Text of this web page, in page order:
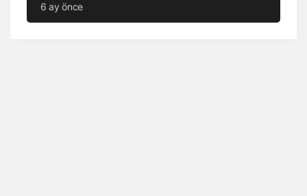
6 ay önce